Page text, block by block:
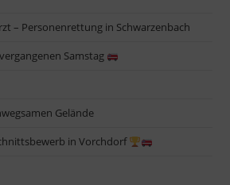
– Personenrettung in Schwarzenbach
Samstag
Gelände
in Vorchdorf